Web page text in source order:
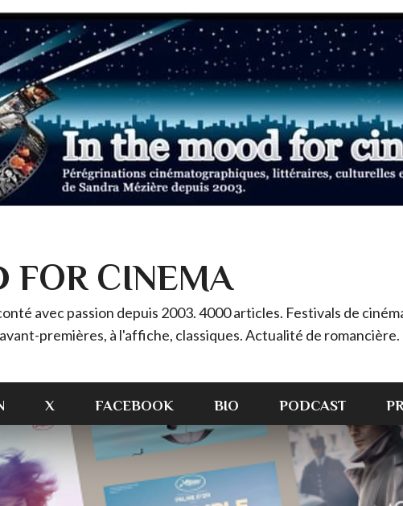
FOR CINEMA
avec passion depuis 2003. 4000 articles. Festivals de
premières, à l'affiche, classiques. Actualité de romancière.
X FACEBOOK BIO PODCAST